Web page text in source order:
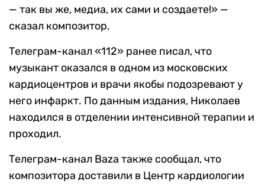
— так вы же, медиа, их сами и создаете!» —
сказал композитор.
Телеграм-канал «112» ранее писал, что
музыкант оказался в одном из московских
кардиоцентров и врачи якобы подозревают у
него инфаркт. По данным издания, Николаев
находился в отделении интенсивной терапии и
проходил.
Телеграм-канал Baza также сообщал, что
композитора доставили в Центр кардиологии